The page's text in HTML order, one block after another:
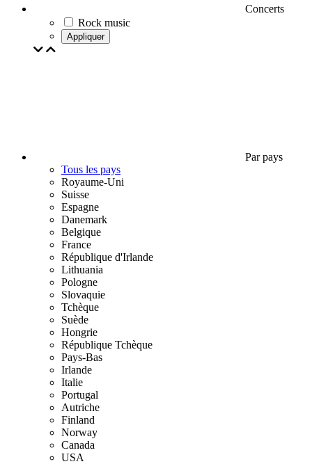
Concerts
Rock music
Appliquer
Par pays
Tous les pays
Royaume-Uni
Suisse
Espagne
Danemark
Belgique
France
République d'Irlande
Lithuania
Pologne
Slovaquie
Tchèque
Suède
Hongrie
République Tchèque
Pays-Bas
Irlande
Italie
Portugal
Autriche
Finland
Norway
Canada
USA